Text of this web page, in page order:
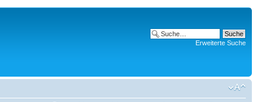
Erweiterte Suche